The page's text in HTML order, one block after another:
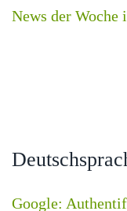
News der Woche
Google: